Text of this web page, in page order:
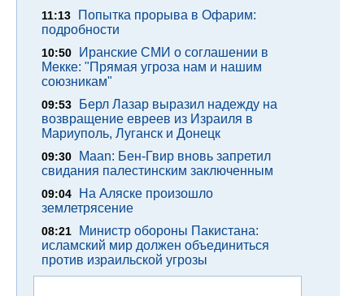
11:13
Попытка прорыва в Офарим:
подробности
10:50
Иранские СМИ о соглашении в
Мекке: "Прямая угроза нам и нашим
союзникам"
09:53
Берл Лазар выразил надежду на
возвращение евреев из Израиля в
Мариуполь, Луганск и Донецк
09:30
Maan: Бен-Гвир вновь запретил
свидания палестинским заключенным
09:04
На Аляске произошло
землетрясение
08:21
Министр обороны Пакистана:
исламский мир должен объединиться
против израильской угрозы